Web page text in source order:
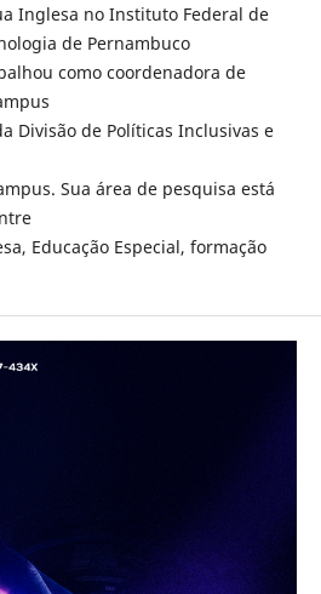
Inglesa no Instituto Federal de
de Pernambuco
como coordenadora de
Divisão de Políticas Inclusivas e
Sua área de pesquisa está
Educação Especial, formação